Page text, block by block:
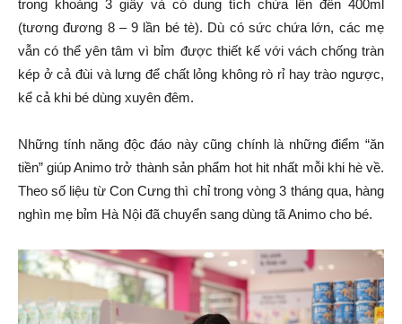
trong khoảng 3 giây và có dung tích chứa lên đến 400ml
(tương đương 8 – 9 lần bé tè). Dù có sức chứa lớn, các mẹ
vẫn có thể yên tâm vì bỉm được thiết kế với vách chống tràn
kép ở cả đùi và lưng để chất lỏng không rò rỉ hay trào ngược,
kể cả khi bé dùng xuyên đêm.
Những tính năng độc đáo này cũng chính là những điểm “ăn
tiền” giúp Animo trở thành sản phẩm hot hit nhất mỗi khi hè về.
Theo số liệu từ Con Cưng thì chỉ trong vòng 3 tháng qua, hàng
nghìn mẹ bỉm Hà Nội đã chuyển sang dùng tã Animo cho bé.